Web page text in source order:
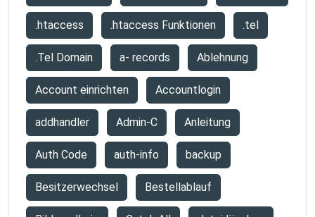
.htaccess .htaccess Funktionen .tel
.Tel Domain a- records Ablehnung
Account einrichten Accountlogin
addhandler Admin-C Anleitung
Auth Code auth-info backup
Besitzerwechsel Bestellablauf